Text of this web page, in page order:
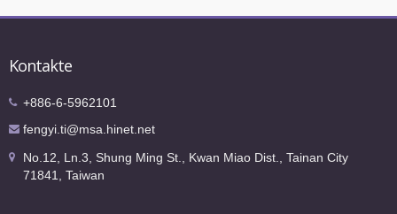
Kontakte
+886-6-5962101
fengyi.ti@msa.hinet.net
No.12, Ln.3, Shung Ming St., Kwan Miao Dist., Tainan City
71841, Taiwan